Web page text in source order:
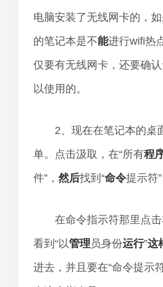
电脑安装了无线网卡的，
的笔记本是不能进行wifi热
仅要有无线网卡，还要确
以使用的。
2、现在在笔记本的桌
单。点击汲取，在“所有程
件”， 然后找到“命令提示符”
在命令指示符那里点击
看到“以管理 员身份运行”这
进去，并且要在“命令提示